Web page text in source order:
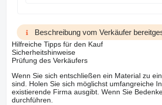
Beschreibung vom Verkäufer
Hilfreiche Tipps für den Kauf
Sicherheitshinweise
Prüfung des Verkäufers
Wenn Sie sich entschließen ein Material zu
sind. Holen Sie sich möglichst umfangreiche
existierende Firma ausgibt. Wenn Sie
durchführen.